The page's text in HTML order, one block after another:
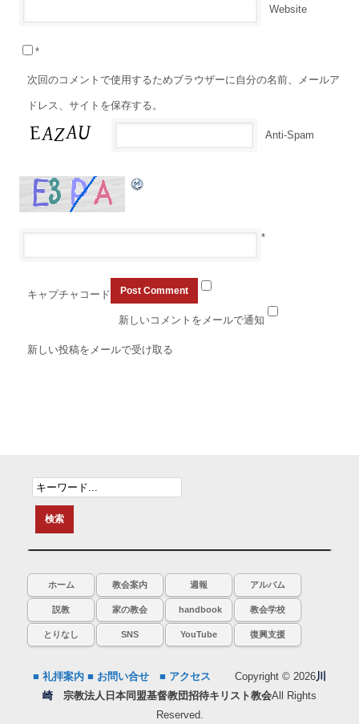
Website
次回のコメントで使用するためブラウザーに自分の名前、メールア
ドレス、サイトを保存する。
Anti-Spam
*
キャプチャコード
*
新しいコメントをメールで通知
新しい投稿をメールで受け取る
ホーム 教会案内 週報 アルバム
説教 家の教会 handbook 教会学校
とりなし SNS YouTube 復興支援
■ 礼拝案内 ■ お問い合せ ■ アクセス Copyright © 2026川
崎
宗教法人日本同盟基督教団招待キリスト教会All Rights
Reserved.